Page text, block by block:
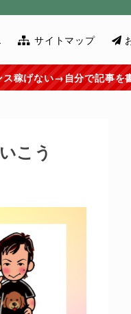
サイトマップ
を書いてませんか？→
こう